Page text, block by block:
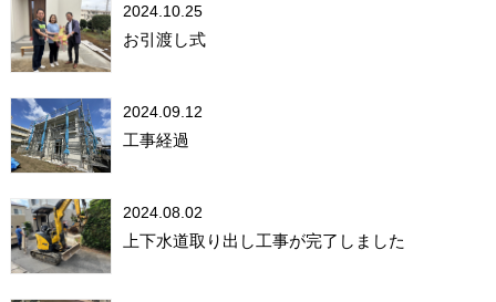
2024.10.25
お引渡し式
2024.09.12
工事経過
2024.08.02
上下水道取り出し工事が完了しました